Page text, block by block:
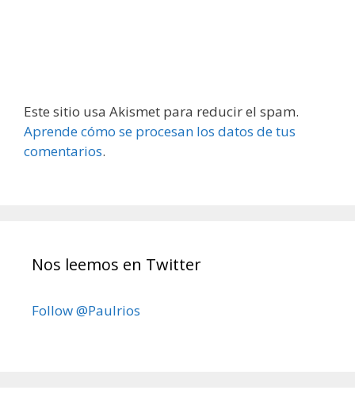
Este sitio usa Akismet para reducir el spam.
Aprende cómo se procesan los datos de tus
comentarios.
Nos leemos en Twitter
Follow @Paulrios